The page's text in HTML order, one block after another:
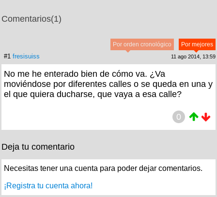
Comentarios(1)
Por mejores
Por orden cronológico
#1 fresisuiss 11 ago 2014, 13:59
No me he enterado bien de cómo va. ¿Va
moviéndose por diferentes calles o se queda en una y
el que quiera ducharse, que vaya a esa calle?
0
Deja tu comentario
Necesitas tener una cuenta para poder dejar comentarios.
¡Registra tu cuenta ahora!